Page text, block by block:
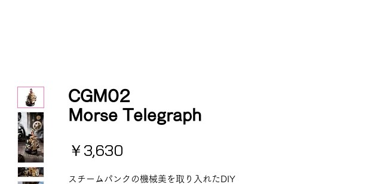
CGM02
Morse Telegraph
￥3,630
スチームパンクの機械美を取り入れたDIY